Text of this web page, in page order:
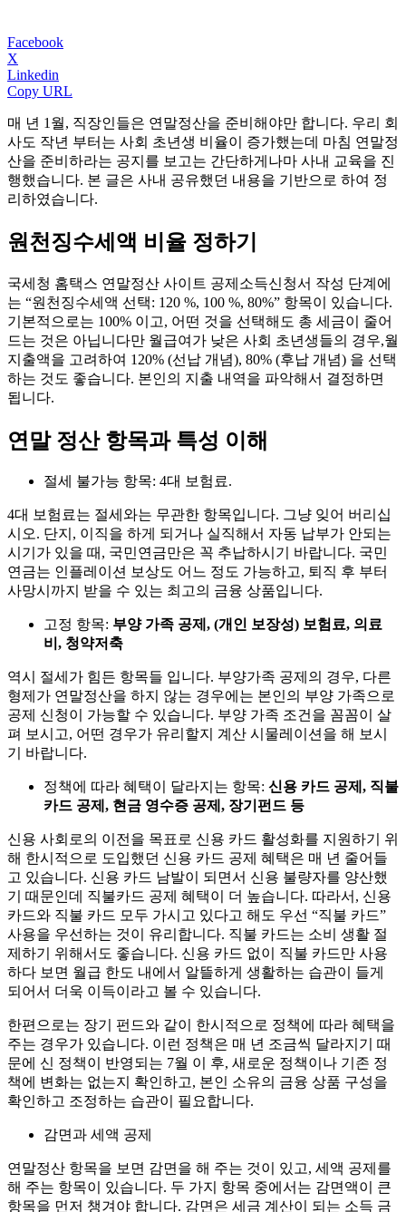
Facebook
X
Linkedin
Copy URL
매 년 1월, 직장인들은 연말정산을 준비해야만 합니다. 우리 회
사도 작년 부터는 사회 초년생 비율이 증가했는데 마침 연말정
산을 준비하라는 공지를 보고는 간단하게나마 사내 교육을 진
행했습니다. 본 글은 사내 공유했던 내용을 기반으로 하여 정
리하였습니다.
원천징수세액 비율 정하기
국세청 홈택스 연말정산 사이트 공제소득신청서 작성 단계에
는 “원천징수세액 선택: 120 %, 100 %, 80%” 항목이 있습니다.
기본적으로는 100% 이고, 어떤 것을 선택해도 총 세금이 줄어
드는 것은 아닙니다만 월급여가 낮은 사회 초년생들의 경우,월
지출액을 고려하여 120% (선납 개념), 80% (후납 개념) 을 선택
하는 것도 좋습니다. 본인의 지출 내역을 파악해서 결정하면
됩니다.
연말 정산 항목과 특성 이해
절세 불가능 항목: 4대 보험료.
4대 보험료는 절세와는 무관한 항목입니다. 그냥 잊어 버리십
시오. 단지, 이직을 하게 되거나 실직해서 자동 납부가 안되는
시기가 있을 때, 국민연금만은 꼭 추납하시기 바랍니다. 국민
연금는 인플레이션 보상도 어느 정도 가능하고, 퇴직 후 부터
사망시까지 받을 수 있는 최고의 금융 상품입니다.
고정 항목: 부양 가족 공제, (개인 보장성) 보험료, 의료
비, 청약저축
역시 절세가 힘든 항목들 입니다. 부양가족 공제의 경우, 다른
형제가 연말정산을 하지 않는 경우에는 본인의 부양 가족으로
공제 신청이 가능할 수 있습니다. 부양 가족 조건을 꼼꼼이 살
펴 보시고, 어떤 경우가 유리할지 계산 시물레이션을 해 보시
기 바랍니다.
정책에 따라 혜택이 달라지는 항목: 신용 카드 공제, 직불
카드 공제, 현금 영수증 공제, 장기펀드 등
신용 사회로의 이전을 목표로 신용 카드 활성화를 지원하기 위
해 한시적으로 도입했던 신용 카드 공제 혜택은 매 년 줄어들
고 있습니다. 신용 카드 남발이 되면서 신용 불량자를 양산했
기 때문인데 직불카드 공제 혜택이 더 높습니다. 따라서, 신용
카드와 직불 카드 모두 가시고 있다고 해도 우선 “직불 카드”
사용을 우선하는 것이 유리합니다. 직불 카드는 소비 생활 절
제하기 위해서도 좋습니다. 신용 카드 없이 직불 카드만 사용
하다 보면 월급 한도 내에서 알뜰하게 생활하는 습관이 들게
되어서 더욱 이득이라고 볼 수 있습니다.
한편으로는 장기 펀드와 같이 한시적으로 정책에 따라 혜택을
주는 경우가 있습니다. 이런 정책은 매 년 조금씩 달라지기 때
문에 신 정책이 반영되는 7월 이 후, 새로운 정책이나 기존 정
책에 변화는 없는지 확인하고, 본인 소유의 금융 상품 구성을
확인하고 조정하는 습관이 필요합니다.
감면과 세액 공제
연말정산 항목을 보면 감면을 해 주는 것이 있고, 세액 공제를
해 주는 항목이 있습니다. 두 가지 항목 중에서는 감면액이 큰
항목을 먼저 챙겨야 합니다. 감면은 세금 계산이 되는 소득 금